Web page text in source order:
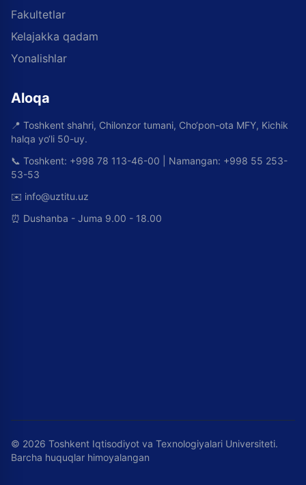
Fakultetlar
Kelajakka qadam
Yonalishlar
Aloqa
📍 Toshkent shahri, Chilonzor tumani, Cho‘pon-ota MFY, Kichik
halqa yo‘li 50-uy.
📞 Toshkent: +998 78 113-46-00 | Namangan: +998 55 253-
53-53
✉️ info@uztitu.uz
⏰ Dushanba - Juma 9.00 - 18.00
© 2026 Toshkent Iqtisodiyot va Texnologiyalari Universiteti.
Barcha huquqlar himoyalangan